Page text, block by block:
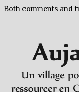
Both comments and